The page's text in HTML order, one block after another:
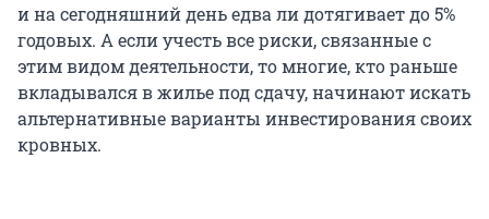
и на сегодняшний день едва ли дотягивает до 5%
годовых. А если учесть все риски, связанные с
этим видом деятельности, то многие, кто раньше
вкладывался в жилье под сдачу, начинают искать
альтернативные варианты инвестирования своих
кровных.